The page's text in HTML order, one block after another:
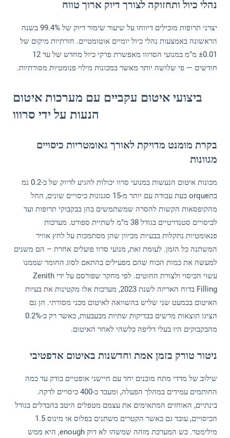
נהלי כיול ותחזוקה לצורך דיוק ארוך טווח
יצרני תרופות מובילים דיווחו על שיעור שימור דיוק של 99.4% בשנה
הראשונה באמצעות נהלי כיול יומיים אוטומטיים. חזרתיות מיקום של
±0.01 מ"מ במנועי הסרווו מאפשרת פרקי כיול מחדש של עד 12
חודשים — פי שלושה יותר מאשר במכונות מילוי פנומטיות מסורתיות.
ביצועי איטום עקביים עם מערכות איטום
הנעות על ידי סרווו
בקרת מומנט מדויקת לאורך גאומטריות כיסויים
מגוונות
מכונות איטום הנעשות במנועי סרוו יכולות להגיע לדיוק של כ-0.2 נמ
בתorque בעת עבודה עם יותר מ-15 סגנונות כיסויים שונים, החל
מהקופסאות הקשות להסרה שמשתמשים בהן בבקבוקי תרופות ועד
לכיסויים סטנדרטיים בגודל 38 מ"מ לשתיית ספורט. מערכות
פנאומטיות נתקלות בבעיות מכיוון שהן מסתמכות על לחץ אוויר
המשתנה כל הזמן. לעומת זאת, מנועי סרוו פועלים אחרת – הם משנים
למעשה את כמות הכוח שהם מפעילים בהתאם לסוג החומר שממנו
עשוי הכיסוי ולצורת החוטים. לפי מחקר שפורסם על ידי Zenith
Filling בדוח האריזה לשנת 2023, מערכות אלו מקטינות את בעיות
האיטום בכמעט שני שליש בהשוואה לאיטום מכני מסורתי. הן גם
הציגו תוצאות מרשים בבדיקות שתיות מבעבעות, כאשר רק כ-0.2%
מהבקבוקים היו בעלי דליפה כלשהי לאחר האיטום.
ניטור טורק בזמן אמת וחדשנות באיטום אדפטיבי
שילוב של מדדי מתח מובנים יחד עם חיישני אופטיים בודק עד כמה
החותמים עמידים במהלך הפעלה, ומעבד כ-400 כיסויים לדקה.
בינתיים, האוחזים המתאימים את עצמם מטפלים היטב בהבדלים בגודל
הכיסויים, עובד גם כאשר הקטרים משתנים בפלוס או מינוס 1.5
מילימטר. כש המערכת מזהה שמשהו לא דוק enough, היא ממש